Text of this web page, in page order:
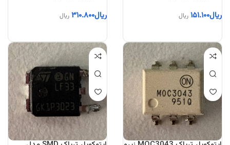
ریال۱۵۱.۱۰۰ ریال
ریال۳۱۰.۸۰۰ ریال